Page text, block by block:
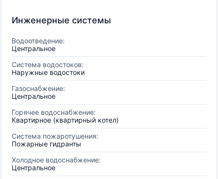
Инженерные системы
Водоотведение:
Центральное
Система водостоков:
Наружные водостоки
Газоснабжение:
Центральное
Горячее водоснабжение:
Квартирное (квартирный котел)
Система пожаротушения:
Пожарные гидранты
Холодное водоснабжение:
Центральное